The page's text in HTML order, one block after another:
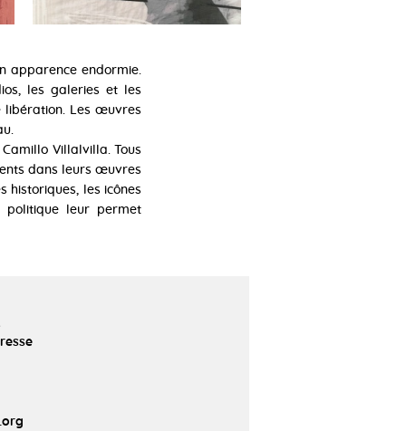
apparence endormie.
les galeries et les
libération. Les œuvres
Villalvilla. Tous
dans leurs œuvres
historiques, les icônes
politique leur permet